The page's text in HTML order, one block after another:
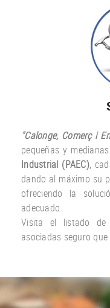
"Calonge, Comerç i
pequeñas y
Industrial (PAEC),
dando al máximo su
ofreciendo la
adecuado.
Visita el listado de
asociadas seguro